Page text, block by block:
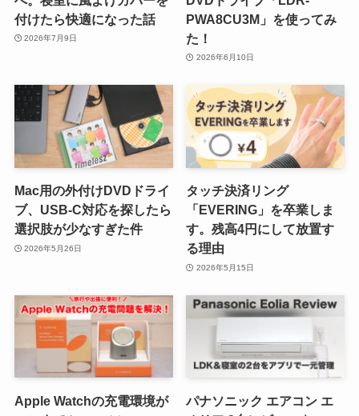
付けたら快適になった話
2026年7月9日
PWA8CU3M」を使ってみ
た！
2026年6月10日
Mac用の外付けDVDドライ
ブ、USB-C対応を探したら
選択肢が少なすぎた件
2026年5月26日
タッチ決済リング
「EVERING」を卒業しま
す。残高4円にして放置す
る理由
2026年5月15日
Apple Watchの充電環境が
パナソニック エアコン エ